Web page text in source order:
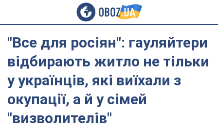
"Все для росіян": гауляйтери
відбирають житло не тільки
у українців, які виїхали з
окупації, а й у сімей
"визволителів"